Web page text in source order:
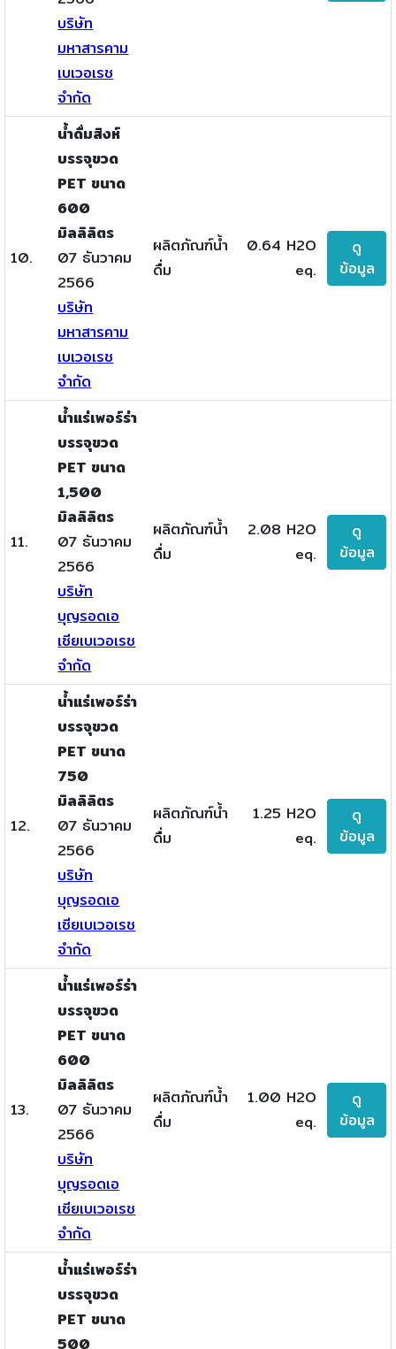
บริษัท
มหาสารคาม
เบเวอเรช
จำกัด
10.
น้ำดื่มสิงห์
บรรจุขวด
PET ขนาด
600
มิลลิลิตร
07 ธันวาคม
2566
บริษัท
มหาสารคาม
เบเวอเรช
จำกัด
ผลิตภัณฑ์น้ำ
ดื่ม
0.64 H2O
eq.
ดู
ข้อมูล
11.
น้ำแร่เพอร์ร่า
บรรจุขวด
PET ขนาด
1,500
มิลลิลิตร
07 ธันวาคม
2566
บริษัท
บุญรอดเอ
เซียเบเวอเรช
จำกัด
ผลิตภัณฑ์น้ำ
ดื่ม
2.08 H2O
eq.
ดู
ข้อมูล
12.
น้ำแร่เพอร์ร่า
บรรจุขวด
PET ขนาด
750
มิลลิลิตร
07 ธันวาคม
2566
บริษัท
บุญรอดเอ
เซียเบเวอเรช
จำกัด
ผลิตภัณฑ์น้ำ
ดื่ม
1.25 H2O
eq.
ดู
ข้อมูล
13.
น้ำแร่เพอร์ร่า
บรรจุขวด
PET ขนาด
600
มิลลิลิตร
07 ธันวาคม
2566
บริษัท
บุญรอดเอ
เซียเบเวอเรช
จำกัด
ผลิตภัณฑ์น้ำ
ดื่ม
1.00 H2O
eq.
ดู
ข้อมูล
น้ำแร่เพอร์ร่า
บรรจุขวด
PET ขนาด
500